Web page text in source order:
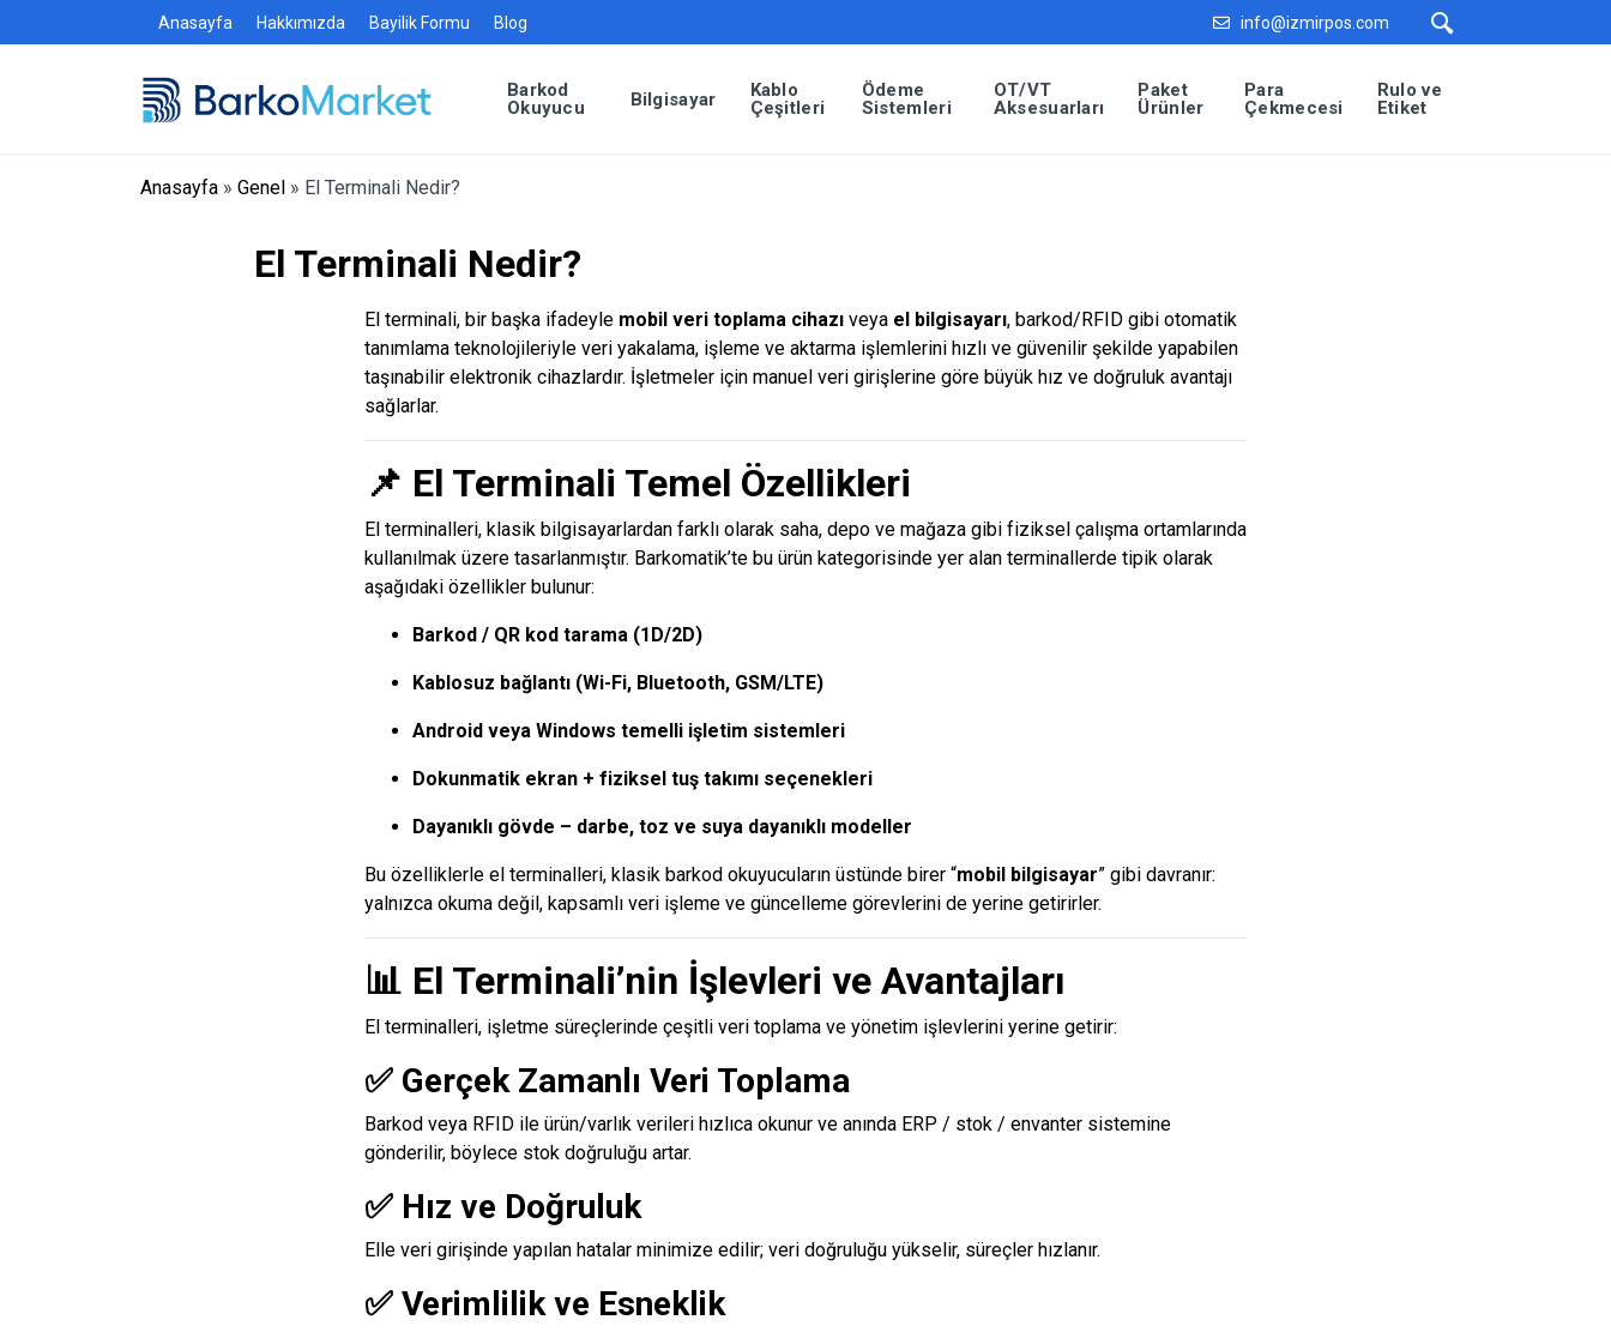
Anasayfa Hakkımızda Bayilik Formu Blog info@izmirpos.com
Barkod
Okuyucu
Bilgisayar
Kablo
Çeşitleri
Ödeme
Sistemleri
OT/VT
Aksesuarları
Paket
Ürünler
Para
Çekmecesi
Rulo ve
Etiket
Anasayfa » Genel » El Terminali Nedir?
El Terminali Nedir?
El terminali, bir başka ifadeyle mobil veri toplama cihazıveya el bilgisayarı, barkod/RFID gibi otomatik
tanımlama teknolojileriyle veri yakalama, işleme ve aktarma işlemlerini hızlı ve güvenilir şekilde yapabilen
taşınabilir elektronik cihazlardır. İşletmeler için manuel veri girişlerine göre büyük hız ve doğruluk avantajı
sağlarlar.
📌 El Terminali Temel Özellikleri
El terminalleri, klasik bilgisayarlardan farklı olarak saha, depo ve mağaza gibi fiziksel çalışma ortamlarında
kullanılmak üzere tasarlanmıştır. Barkomatik’te bu ürün kategorisinde yer alan terminallerde tipik olarak
aşağıdaki özellikler bulunur:
Barkod / QR kod tarama (1D/2D)
Kablosuz bağlantı (Wi-Fi, Bluetooth, GSM/LTE)
Android veya Windows temelli işletim sistemleri
Dokunmatik ekran + fiziksel tuş takımı seçenekleri
Dayanıklı gövde – darbe, toz ve suya dayanıklı modeller
Bu özelliklerle el terminalleri, klasik barkod okuyucuların üstünde birer “mobil bilgisayar” gibi davranır:
yalnızca okuma değil, kapsamlı veri işleme ve güncelleme görevlerini de yerine getirirler.
📊 El Terminali’nin İşlevleri ve Avantajları
El terminalleri, işletme süreçlerinde çeşitli veri toplama ve yönetim işlevlerini yerine getirir:
✅ Gerçek Zamanlı Veri Toplama
Barkod veya RFID ile ürün/varlık verileri hızlıca okunur ve anında ERP / stok / envanter sistemine
gönderilir, böylece stok doğruluğu artar.
✅ Hız ve Doğruluk
Elle veri girişinde yapılan hatalar minimize edilir; veri doğruluğu yükselir, süreçler hızlanır.
✅ Verimlilik ve Esneklik